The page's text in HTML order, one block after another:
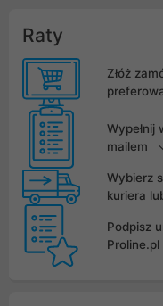
Raty
Złóż
mailem
Wybierz
kuriera
Podpisz
Proline.pl